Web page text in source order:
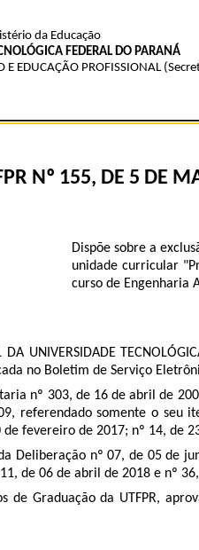
da Educação
FEDERAL DO PARANÁ
E EDUCAÇÃO PROFISSIONAL
Nº 155, DE 5 DE
Dispõe sobre a
unidade curricular
curso de Engenharia
DA UNIVERSIDADE
no Boletim de Serviço
nº 303, de 16 de abril de
referendado somente o seu
fevereiro de 2017; nº 14, de
Deliberação nº 07, de 05 de
de 06 de abril de 2018 e nº
Graduação da UTFPR,